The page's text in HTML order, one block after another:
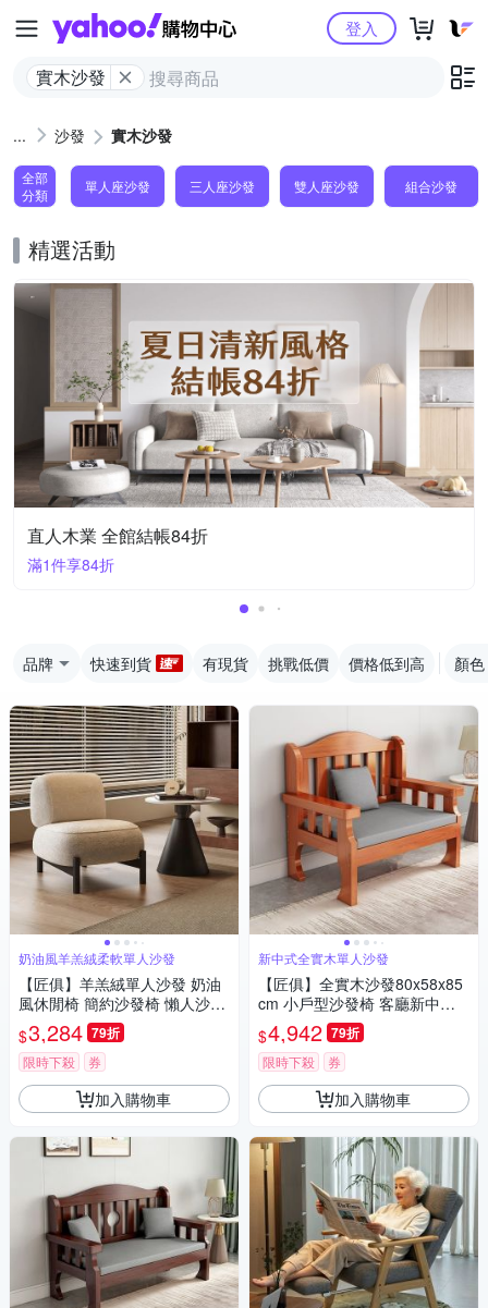
Yahoo購物中心
實木沙發
登入
沙發 實木沙發
全部
分類
單人座沙發 三人座沙發 雙人座沙發 組合沙發
精選活動
直人木業 全館結帳84折
滿1件享84折
品牌 快速到貨 有現貨 挑戰低價 價格低到高 顏色
奶油風羊羔絨柔軟單人沙發
【匠俱】羊羔絨單人沙發 奶油
風休閒椅 簡約沙發椅 懶人沙發
椅子 小戶型座椅
$3,284 79折
限時下殺 券
加入購物車
新中式全實木單人沙發
【匠俱】全實木沙發80x58x85
cm 小戶型沙發椅 客廳新中式
沙發 出租屋小沙發 簡約現代休
閒椅
$4,942 79折
限時下殺 券
加入購物車